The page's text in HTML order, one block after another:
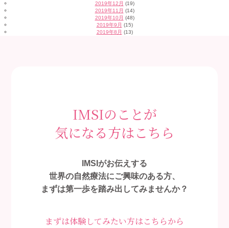
2019年12月 (19)
2019年11月 (14)
2019年10月 (48)
2019年9月 (15)
2019年8月 (13)
IMSIのことが
気になる方はこちら
IMSIがお伝えする
世界の自然療法にご興味のある方、
まずは第一歩を踏み出してみませんか？
まずは体験してみたい方はこちらから